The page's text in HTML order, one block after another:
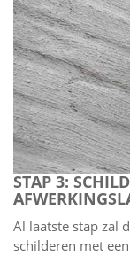
STAP 3:
Al laatste stap zal
schilderen met